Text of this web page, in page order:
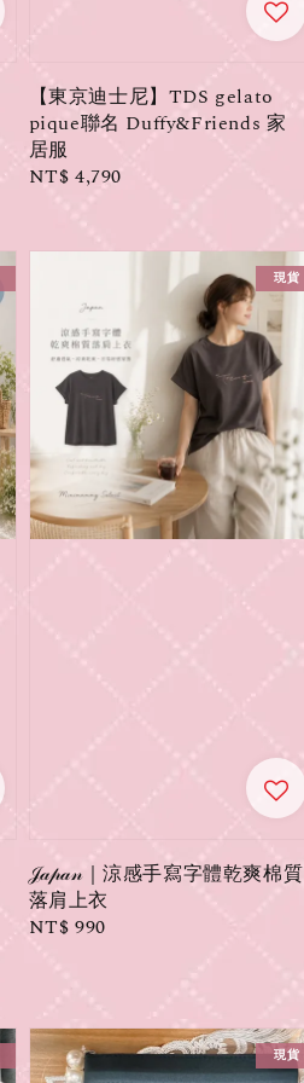
【東京迪士尼】TDS gelato
pique聯名 Duffy&Friends 家
居服
Regular
NT$ 4,790
現貨
𝒥𝒶𝓅𝒶𝓃｜涼感手寫字體乾爽棉質
落肩上衣
Regular
NT$ 990
現貨